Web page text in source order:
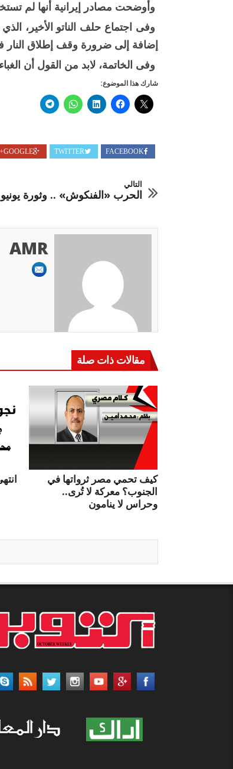
وأوضحت مصادر إيرانية أنها لم
وفى اجتماع حلف الناتو الأخير،
إضافة إلى ضرورة وقف إطلاق النار
وفى الخاتمة، لابد من القول أن
شارك هذا الموضوع:
FACEBOOK
TWITTER
GOOGLE+
التالي
الحرب «الفنكوش» .. وثورة يونيو
AMR
مقالات ذات صلة
كيف تحمي مصر ثرواتها في
الجنوب؟ معركة لا تُرى..
وحراس لا ينامون